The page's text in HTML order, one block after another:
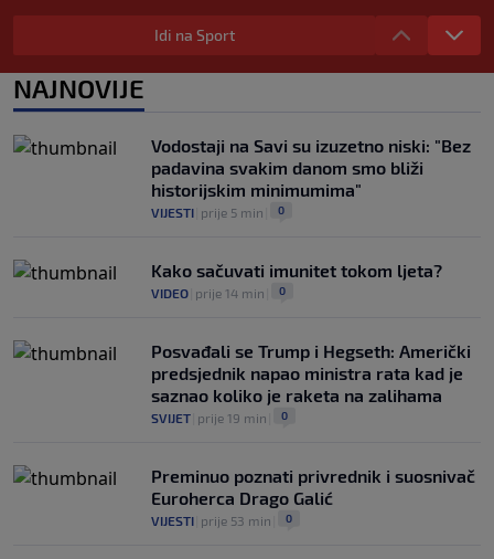
U trenucima dok je olimpijski šampion
obarao rekord, plamen odnio njegovu
0
spektakularan doček za Salaha: "Ovdje
je 25.000 ljudi" (FOTO/VIDEO)
NOGOMET 0
Idi na Sport
NAJNOVIJE
Vodostaji na Savi su izuzetno niski: "Bez
padavina svakim danom smo bliži
historijskim minimumima"
VIJESTI prije 5 min 0
Kako sačuvati imunitet tokom ljeta?
VIDEO prije 14 min 0
Posvađali se Trump i Hegseth: Američki
predsjednik napao ministra rata kad je
saznao koliko je raketa na zalihama
SVIJET prije 19 min 0
Preminuo poznati privrednik i suosnivač
Euroherca Drago Galić
VIJESTI prije 53 min 0